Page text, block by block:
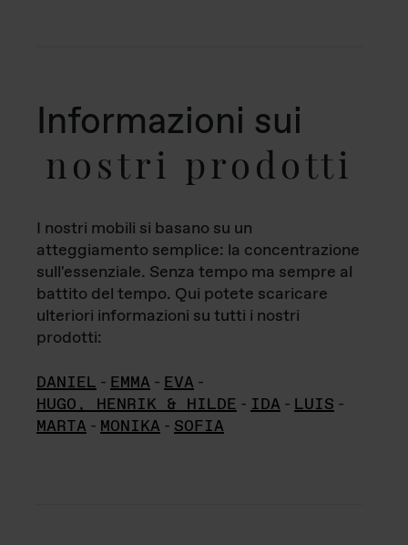
Informazioni sui
nostri prodotti
I nostri mobili si basano su un
atteggiamento semplice: la concentrazione
sull'essenziale. Senza tempo ma sempre al
battito del tempo. Qui potete scaricare
ulteriori informazioni su tutti i nostri
prodotti:
DANIEL - EMMA - EVA -
HUGO, HENRIK & HILDE - IDA - LUIS -
MARTA - MONIKA - SOFIA